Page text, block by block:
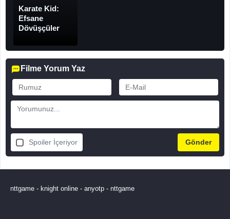
Karate Kid:
Efsane
Dövüşçüler
Filme Yorum Yaz
Spoiler İçeriyor
nttgame - knight online - anyotp - nttgame